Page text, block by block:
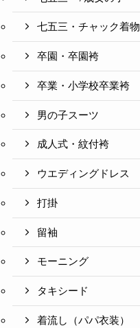
七五三・チャック着物
卒園・卒園袴
卒業・小学校卒業袴
男の子スーツ
成人式・紋付袴
ウエディングドレス
打掛
留袖
モーニング
タキシード
着流し（パパ衣装）